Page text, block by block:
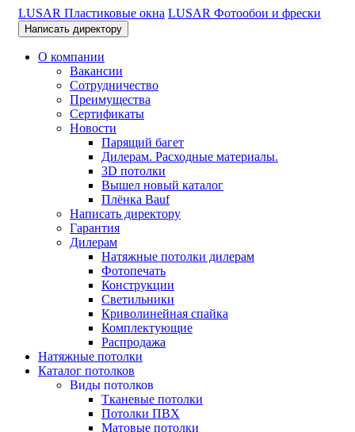
LUSAR Пластиковые окна LUSAR Фотообои и фрески
Написать директору
О компании
Вакансии
Сотрудничество
Преимущества
Сертификаты
Новости
Парящий багет
Дилерам. Расходные материалы.
3D потолки
Вышел новый каталог
Плёнка Bauf
Написать директору
Гарантия
Дилерам
Натяжные потолки дилерам
Фотопечать
Конструкции
Светильники
Криволинейная спайка
Комплектующие
Распродажа
Натяжные потолки
Каталог потолков
Виды потолков
Тканевые потолки
Потолки ПВХ
Матовые потолки